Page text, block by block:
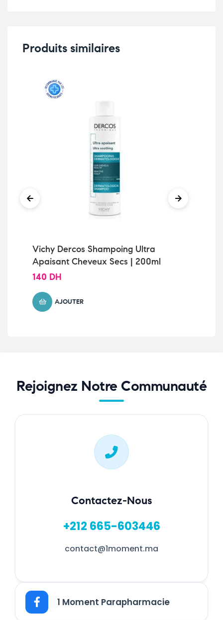
Produits similaires
Vichy Dercos Shampoing Ultra
Apaisant Cheveux Secs | 200ml
140 DH
AJOUTER
Rejoignez Notre Communauté
Contactez-Nous
+212 665-603446
contact@1moment.ma
1 Moment Parapharmacie